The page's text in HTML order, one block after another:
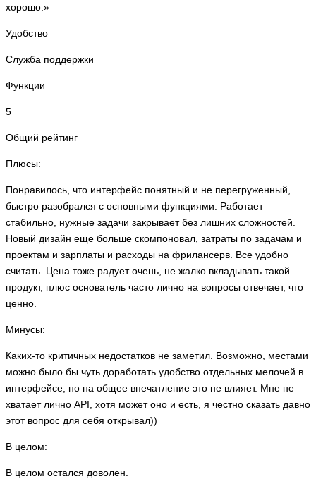
хорошо.»
Удобство
Служба поддержки
Функции
5
Общий рейтинг
Плюсы:
Понравилось, что интерфейс понятный и не перегруженный,
быстро разобрался с основными функциями. Работает
стабильно, нужные задачи закрывает без лишних сложностей.
Новый дизайн еще больше скомпоновал, затраты по задачам и
проектам и зарплаты и расходы на фрилансерв. Все удобно
считать. Цена тоже радует очень, не жалко вкладывать такой
продукт, плюс основатель часто лично на вопросы отвечает, что
ценно.
Минусы:
Каких-то критичных недостатков не заметил. Возможно, местами
можно было бы чуть доработать удобство отдельных мелочей в
интерфейсе, но на общее впечатление это не влияет. Мне не
хватает лично API, хотя может оно и есть, я честно сказать давно
этот вопрос для себя открывал))
В целом:
В целом остался доволен.